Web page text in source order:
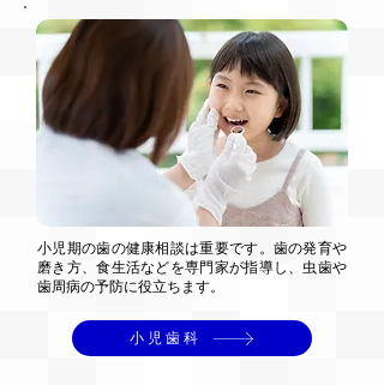
小児期の歯の健康相談は重要です。歯の発育や
磨き方、食生活などを専門家が指導し、虫歯や
歯周病の予防に役立ちます。
小児歯科